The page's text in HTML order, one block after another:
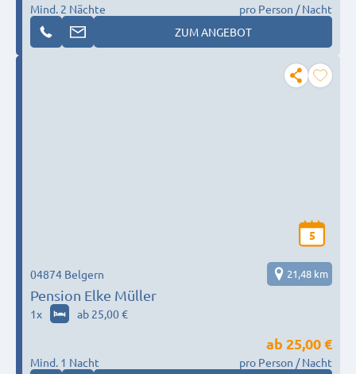
Mind. 2 Nächte
pro Person / Nacht
ZUM ANGEBOT
5
Pension Elke Müller
04874 Belgern 21,48 km
1x ab 25,00 €
Mind. 1 Nacht
ab 25,00 €
pro Person / Nacht